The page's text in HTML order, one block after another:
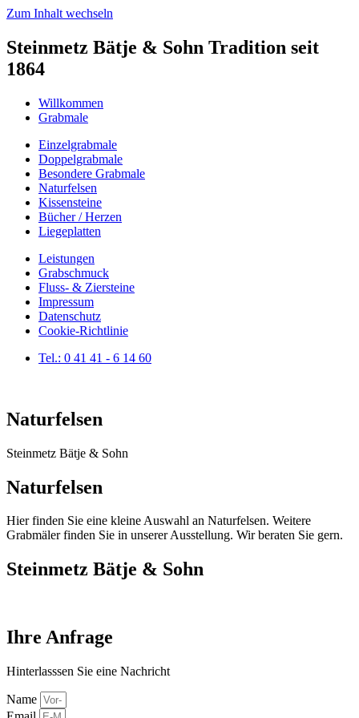
Zum Inhalt wechseln
Steinmetz Bätje & Sohn Tradition seit
1864
Willkommen
Grabmale
Einzelgrabmale
Doppelgrabmale
Besondere Grabmale
Naturfelsen
Kissensteine
Bücher / Herzen
Liegeplatten
Leistungen
Grabschmuck
Fluss- & Ziersteine
Impressum
Datenschutz
Cookie-Richtlinie
Tel.: 0 41 41 - 6 14 60
Naturfelsen
Steinmetz Bätje & Sohn
Naturfelsen
Hier finden Sie eine kleine Auswahl an Naturfelsen. Weitere
Grabmäler finden Sie in unserer Ausstellung. Wir beraten Sie gern.
Steinmetz Bätje & Sohn
Ihre Anfrage
Hinterlasssen Sie eine Nachricht
Name